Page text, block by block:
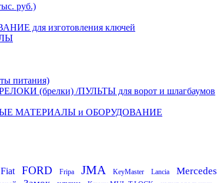
руб.)
для изготовления ключей
питания)
(брелки) /ПУЛЬТЫ для ворот и шлагбаумов
МАТЕРИАЛЫ и ОБОРУДОВАНИЕ
Fiat FORD Fripa JMA KeyMaster Lancia Mercedes